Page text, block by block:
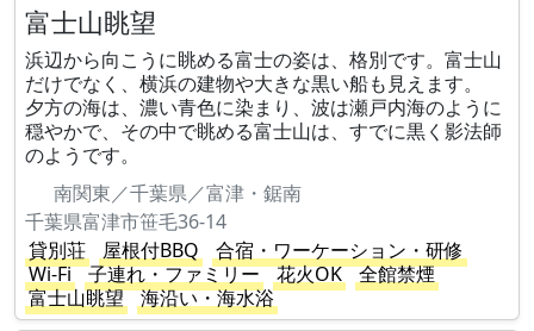
富士山眺望
浜辺から向こうに眺める富士の姿は、格別です。富士山
だけでなく、横浜の建物や大きな黒い船も見えます。
夕方の海は、濃い青色に染まり、波は瀬戸内海のように
穏やかで、その中で眺める富士山は、すでに黒く影法師
のようです。
南関東／千葉県／富津・鋸南
千葉県富津市笹毛36-14
貸別荘
屋根付BBQ
合宿・ワーケーション・研修
Wi-Fi
子連れ・ファミリー 花火OK
全館禁煙
富士山眺望
海沿い・海水浴